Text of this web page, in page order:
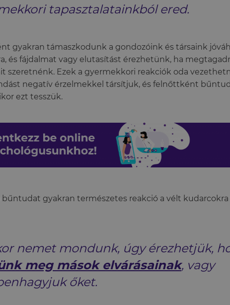
tapasztalatainkból ered.
gyakran támaszkodunk a gondozóink és társaink
és fájdalmat vagy elutasítást érezhetünk, ha
szeretnénk. Ezek a gyermekkori reakciók oda
negatív érzelmekkel társítjuk, és felnőttként
ezt tesszük.
bűntudat gyakran természetes reakció a vélt kudarcokra
nemet mondunk, úgy érezhetjük,
meg mások elvárásainak, vagy
őket.